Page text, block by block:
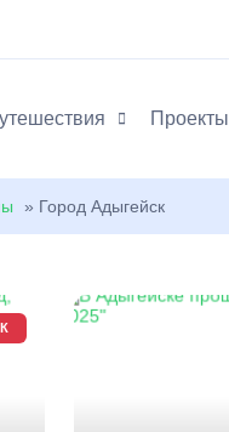
Проекты
» Город Адыгейск